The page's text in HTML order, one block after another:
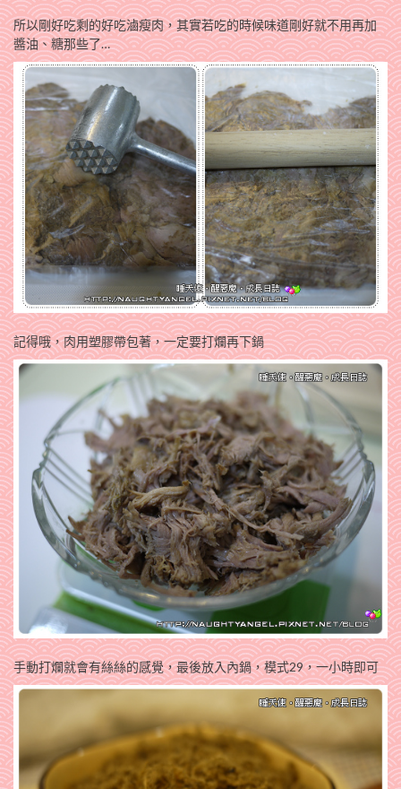
所以剛好吃剩的好吃滷瘦肉，其實若吃的時候味道剛好就不用再加
醬油、糖那些了…
記得哦，肉用塑膠帶包著，一定要打爛再下鍋
手動打爛就會有絲絲的感覺，最後放入內鍋，模式29，一小時即可